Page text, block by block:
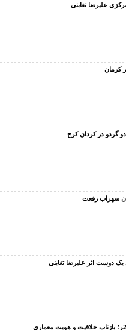
علیرضا تغابنی
کرمان
دو گردو در کردان کرج
سهراب رفعت
یک دوست اثر علیرضا تغابنی
بازتاب خلاقیت و هویت معماری